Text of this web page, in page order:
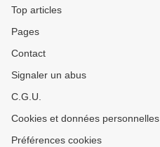
Top articles
Pages
Contact
Signaler un abus
C.G.U.
Cookies et données personnelles
Préférences cookies